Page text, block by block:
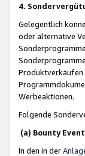
4.
Gelegentlich
oder alternative
Produktverkäufen
Werbeaktionen.
Folgende
(a) Bounty
In den in der